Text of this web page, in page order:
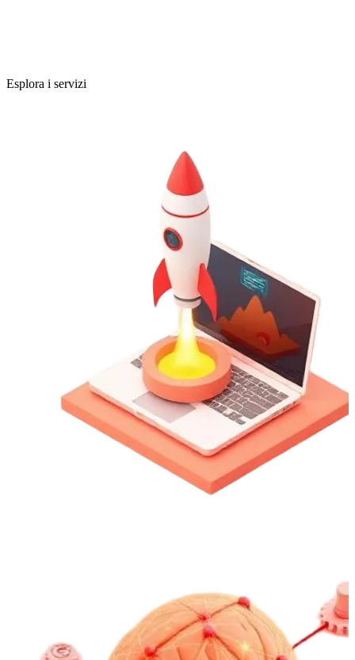
Esplora i servizi